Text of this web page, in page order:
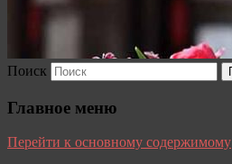
Поиск
Главное меню
Перейти к основному содержимому